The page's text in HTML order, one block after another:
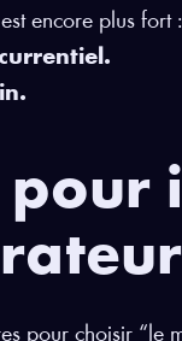
encore plus fort :
pour
pour choisir “le